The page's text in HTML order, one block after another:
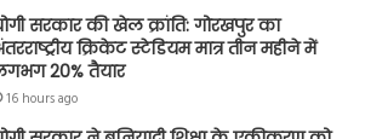
सरकार की खेल क्रांति: गोरखपुर का
क्रिकेट स्टेडियम मात्र तीन महीने में
20% तैयार
16 hours ago